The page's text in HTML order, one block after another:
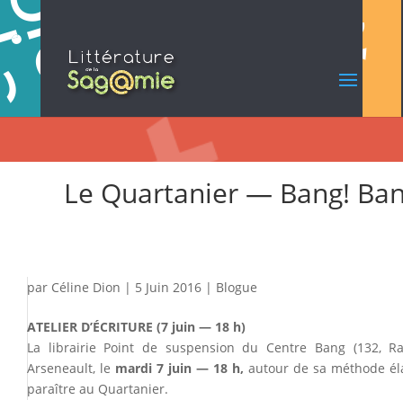
Le Quartanier — Bang!
par Céline Dion | 5 Juin 2016 | Blogue
ATELIER D’ÉCRITURE (7 juin — 18 h)
La librairie Point de suspension du Centre Bang (132,
Arseneault, le mardi 7 juin — 18 h,autour de sa méthode
paraître au Quartanier.